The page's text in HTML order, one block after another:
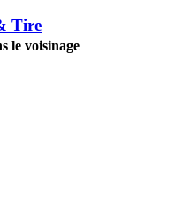
Tire
le voisinage